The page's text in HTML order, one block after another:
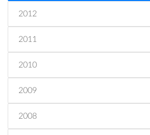
2012
2011
2010
2009
2008